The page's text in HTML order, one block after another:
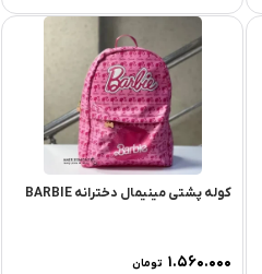
کوله پشتی مینیمال دخترانه BARBIE
۱.۵۶۰.۰۰۰ تومان